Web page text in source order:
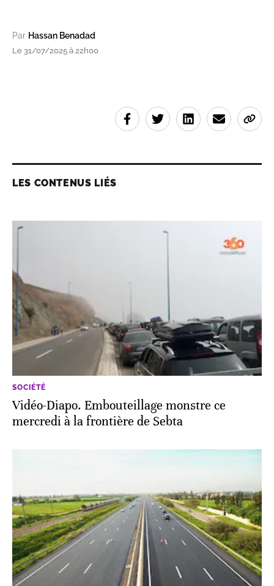
Par Hassan Benadad
Le 31/07/2025 à 22h00
LES CONTENUS LIÉS
SOCIÉTÉ
Vidéo-Diapo. Embouteillage monstre ce
mercredi à la frontière de Sebta